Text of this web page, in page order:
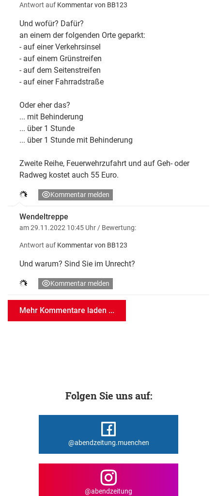
Antwort auf Kommentar von BB123
Und wofür? Dafür?
an einem der folgen­­den Orte geparkt:
- auf einer Ver­kehrs­insel
- auf einem Grün­streifen
- auf dem Seiten­streifen
- auf einer Fahr­rad­straße
Oder eher das?
... mit Behin­derung
... über 1 Stunde
... über 1 Stunde mit Behin­­derung
Zweite Reihe, Feuerwehrzufahrt und auf Geh- oder
Radweg kostet auch 55 Euro.
Kommentar melden
Wendeltreppe
am 29.11.2022 10:45 Uhr / Bewertung:
Antwort auf Kommentar von BB123
Und warum? Sind Sie im Unrecht?
Kommentar melden
Mehr Kommentare laden ...
Folgen Sie uns auf:
@abendzeitung.muenchen
@abendzeitung